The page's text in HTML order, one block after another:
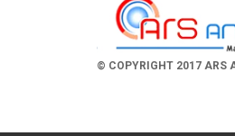
© COPYRIGHT 2017 ARS